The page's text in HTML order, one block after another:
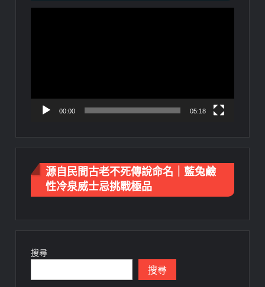
00:00 05:18
源自民間古老不死傳說命名｜藍兔鹼
性冷泉威士忌挑戰極品
搜尋
搜尋